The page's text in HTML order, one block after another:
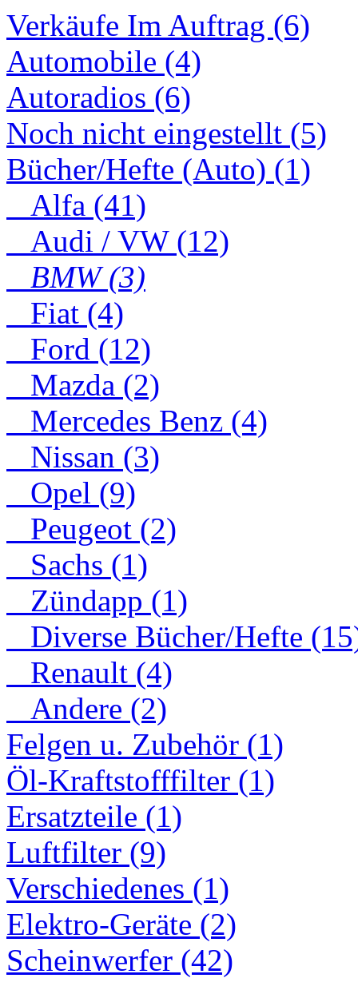
Verkäufe Im Auftrag (6)
Automobile (4)
Autoradios (6)
Noch nicht eingestellt (5)
Bücher/Hefte (Auto) (1)
Alfa (41)
Audi / VW (12)
BMW (3)
Fiat (4)
Ford (12)
Mazda (2)
Mercedes Benz (4)
Nissan (3)
Opel (9)
Peugeot (2)
Sachs (1)
Zündapp (1)
Diverse Bücher/Hefte
Renault (4)
Andere (2)
Felgen u. Zubehör (1)
Öl-Kraftstofffilter (1)
Ersatzteile (1)
Luftfilter (9)
Verschiedenes (1)
Elektro-Geräte (2)
Scheinwerfer (42)